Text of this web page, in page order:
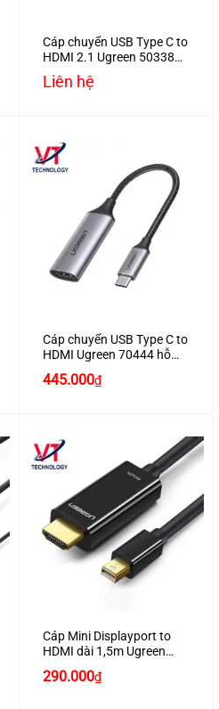
Cáp chuyển USB Type C to
HDMI 2.1 Ugreen 50338
hỗ trợ 8K@60Hz
Liên hệ
Cáp chuyển USB Type C to
HDMI Ugreen 70444 hỗ
445.000₫
Cáp Mini Displayport to
HDMI dài 1,5m Ugreen
290.000₫